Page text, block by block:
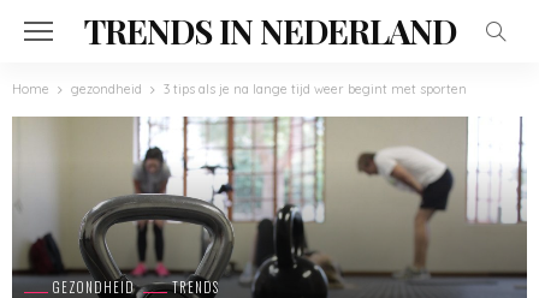
TRENDS IN NEDERLAND
Home gezondheid 3 tips als je na lange tijd weer begint met sporten
GEZONDHEID TRENDS